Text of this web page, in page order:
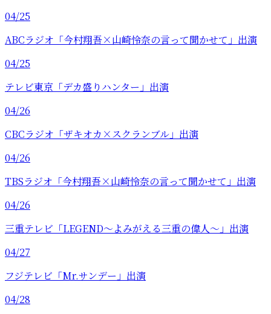
04/25
ABCラジオ「今村翔吾×山崎怜奈の言って聞かせて」出演
04/25
テレビ東京「デカ盛りハンター」出演
04/26
CBCラジオ「ザキオカ×スクランブル」出演
04/26
TBSラジオ「今村翔吾×山崎怜奈の言って聞かせて」出演
04/26
三重テレビ「LEGEND〜よみがえる三重の偉人〜」出演
04/27
フジテレビ「Mr.サンデー」出演
04/28